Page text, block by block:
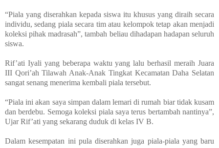
“Piala yang diserahkan kepada siswa itu khusus yang diraih secara
individu, sedang piala secara tim atau kelompok tetap akan menjadi
koleksi pihak madrasah”, tambah beliau dihadapan hadapan seluruh
siswa.
Rif’ati Iyali yang beberapa waktu yang lalu berhasil meraih Juara
III Qori’ah Tilawah Anak-Anak Tingkat Kecamatan Daha Selatan
sangat senang menerima kembali piala tersebut.
“Piala ini akan saya simpan dalam lemari di rumah biar tidak kusam
dan berdebu. Semoga koleksi piala saya terus bertambah nantinya”,
Ujar Rif’ati yang sekarang duduk di kelas IV B.
Dalam kesempatan ini pula diserahkan juga piala-piala yang baru